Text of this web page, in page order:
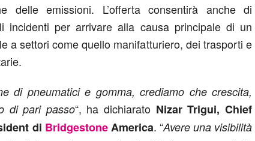
delle emissioni. L’offerta consentirà anche di
incidenti per arrivare alla causa principale di un
a settori come quello manifatturiero, dei trasporti e
di pneumatici e gomma, crediamo che crescita,
di pari passo“, ha dichiarato Nizar Trigui, Chief
di BridgestoneAmerica. “Avere una visibilità